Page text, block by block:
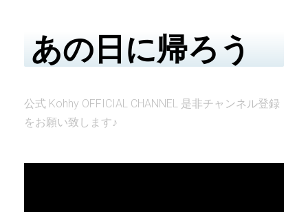
あの日に帰ろう
公式 Kohhy OFFICIAL CHANNEL 是非チャンネル登録
をお願い致します♪